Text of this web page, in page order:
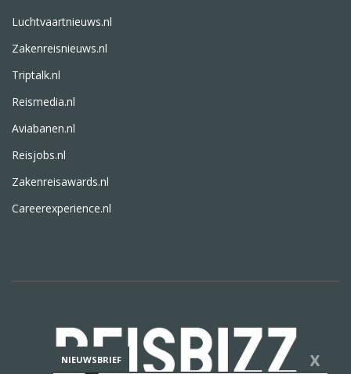
Luchtvaartnieuws.nl
Zakenreisnieuws.nl
Triptalk.nl
Reismedia.nl
Aviabanen.nl
Reisjobs.nl
Zakenreisawards.nl
Careerexperience.nl
NIEUWSBRIEF X